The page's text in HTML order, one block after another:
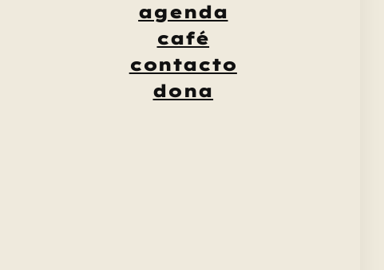
agenda
café
contacto
dona